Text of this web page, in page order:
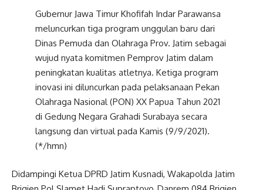
Gubernur Jawa Timur Khofifah Indar Parawansa
meluncurkan tiga program unggulan baru dari
Dinas Pemuda dan Olahraga Prov. Jatim sebagai
wujud nyata komitmen Pemprov Jatim dalam
peningkatan kualitas atletnya. Ketiga program
inovasi ini diluncurkan pada pelaksanaan Pekan
Olahraga Nasional (PON) XX Papua Tahun 2021
di Gedung Negara Grahadi Surabaya secara
langsung dan virtual pada Kamis (9/9/2021).
(*/hmn)
Didampingi Ketua DPRD Jatim Kusnadi, Wakapolda Jatim